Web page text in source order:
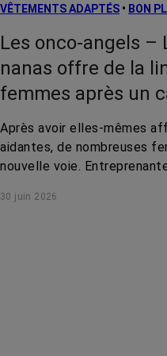
VÊTEMENTS ADAPTÉS • BON
Les onco-angels –
nanas offre de la
femmes après un
Après avoir elles-mêmes
aidantes, de nombreuses
nouvelle voie.
malades plus douce.
30 juin 2026